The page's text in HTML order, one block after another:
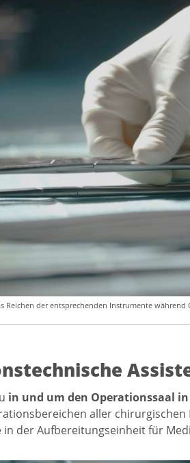
Reichen der entsprechenden Instrumente während
in und um den Operationssaal
aller
in der Aufbereitungseinheit für